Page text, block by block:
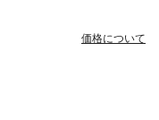
価格について